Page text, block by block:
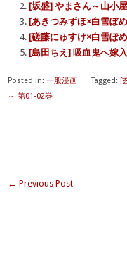
[坂盛] やまさん～山小
[あきつみずほ×白雪ぽ
[磋藤にゅすけ×白雪ぽ
[島田ちえ] 吸血鬼へ嫁
Posted in: 一般漫画 ⋅ Tagged: [
～ 第01-02巻
← Previous Post